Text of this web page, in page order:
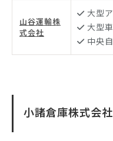
山谷運輸株
式会社
大型
大型
中央
小諸倉庫株式会社